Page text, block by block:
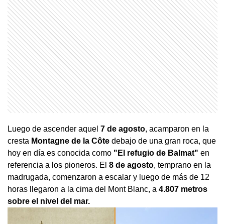
Luego de ascender aquel 7 de agosto, acamparon en la
cresta Montagne de la Côte debajo de una gran roca, que
hoy en día es conocida como "El refugio de Balmat" en
referencia a los pioneros. El 8 de agosto, temprano en la
madrugada, comenzaron a escalar y luego de más de 12
horas llegaron a la cima del Mont Blanc, a 4.807 metros
sobre el nivel del mar.